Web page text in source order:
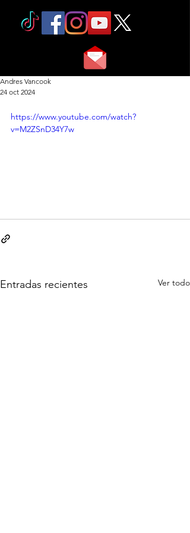
Andres Vancook
24 oct 2024
https://www.youtube.com/watch?
v=M2ZSnD34Y7w
Entradas recientes Ver todo